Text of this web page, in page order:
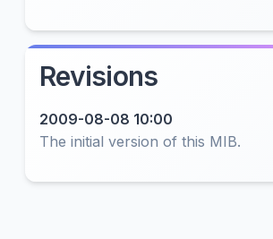
Revisions
2009-08-08 10:00
The initial version of this MIB.